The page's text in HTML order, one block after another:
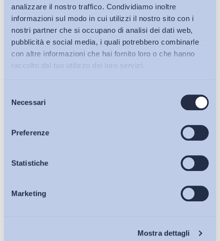
analizzare il nostro traffico. Condividiamo inoltre
informazioni sul modo in cui utilizzi il nostro sito con i
nostri partner che si occupano di analisi dei dati web,
pubblicità e social media, i quali potrebbero combinarle
con altre informazioni che hai fornito loro o che hanno
raccolto dal tuo utilizzo dei loro servizi.
delNecessari
Preferenze
Statistiche
Marketing
Mostra dettagli
Bollettini ADAPT
Articoli
Osservatori
Eventi
Ho letto e Accetto il trattamento dei dati personali descritti
sulla pagina della
Iscriviti